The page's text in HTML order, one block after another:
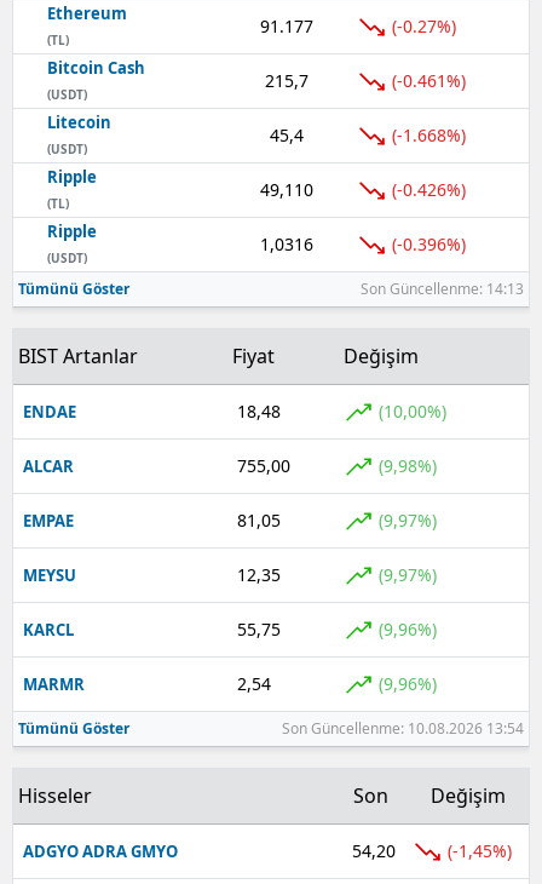
Ethereum
(TL)
91.177 (-0.27%)
Bitcoin Cash
(USDT)
215,7 (-0.461%)
Litecoin
(USDT)
45,4 (-1.668%)
Ripple
(TL)
49,110 (-0.426%)
Ripple
(USDT)
1,0316 (-0.396%)
Tümünü Göster Son Güncellenme: 14:13
BIST Artanlar Fiyat Değişim
ENDAE 18,48 (10,00%)
ALCAR 755,00 (9,98%)
EMPAE 81,05 (9,97%)
MEYSU 12,35 (9,97%)
KARCL 55,75 (9,96%)
MARMR 2,54 (9,96%)
Tümünü Göster Son Güncellenme: 10.08.2026 13:54
Hisseler Son Değişim
ADGYO ADRA GMYO 54,20 (-1,45%)